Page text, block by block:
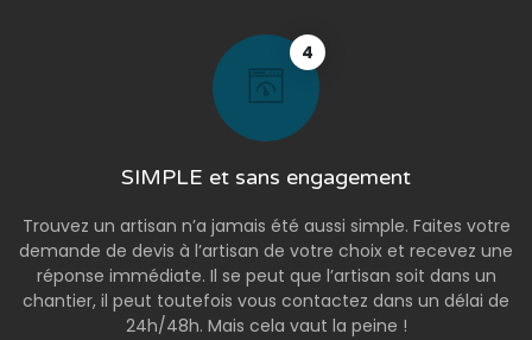
4
SIMPLE et sans engagement
Trouvez un artisan n’a jamais été aussi simple. Faites votre
demande de devis à l’artisan de votre choix et recevez une
réponse immédiate. Il se peut que l’artisan soit dans un
chantier, il peut toutefois vous contactez dans un délai de
24h/48h. Mais cela vaut la peine !